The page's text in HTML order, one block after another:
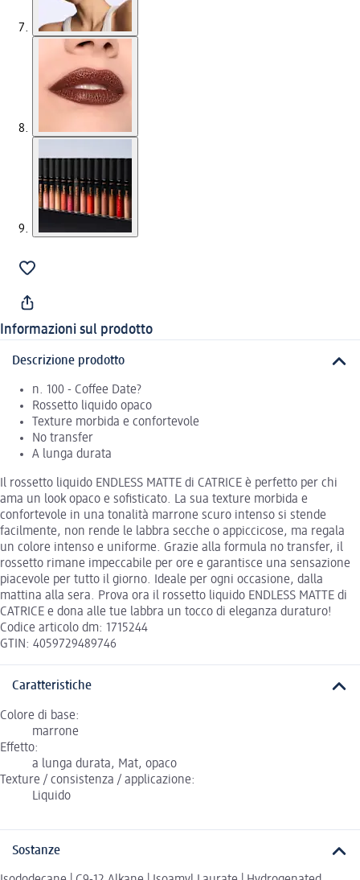
Informazioni sul prodotto
Descrizione prodotto
n. 100 - Coffee Date?
Rossetto liquido opaco
Texture morbida e confortevole
No transfer
A lunga durata
Il rossetto liquido ENDLESS MATTE di CATRICE è perfetto per chi
ama un look opaco e sofisticato. La sua texture morbida e
confortevole in una tonalità marrone scuro intenso si stende
facilmente, non rende le labbra secche o appiccicose, ma regala
un colore intenso e uniforme. Grazie alla formula no transfer, il
rossetto rimane impeccabile per ore e garantisce una sensazione
piacevole per tutto il giorno. Ideale per ogni occasione, dalla
mattina alla sera. Prova ora il rossetto liquido ENDLESS MATTE di
CATRICE e dona alle tue labbra un tocco di eleganza duraturo!
Codice articolo dm: 1715244
GTIN: 4059729489746
Caratteristiche
Colore di base:
marrone
Effetto:
a lunga durata, Mat, opaco
Texture / consistenza / applicazione:
Liquido
Sostanze